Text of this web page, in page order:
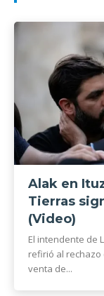
Alak en
Tierras
(Video)
El intendente de
refirió al rechazo
venta de...